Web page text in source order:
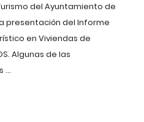
del Ayuntamiento de
presentación del Informe
en Viviendas de
Algunas de las
...